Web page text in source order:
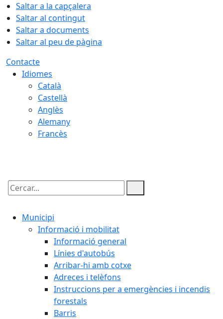
Saltar a la capçalera
Saltar al contingut
Saltar a documents
Saltar al peu de pàgina
Contacte
Idiomes
Català
Castellà
Anglès
Alemany
Francès
Cercar:
Municipi
Informació i mobilitat
Informació general
Línies d'autobús
Arribar-hi amb cotxe
Adreces i telèfons
Instruccions per a emergències i incendis
forestals
Barris